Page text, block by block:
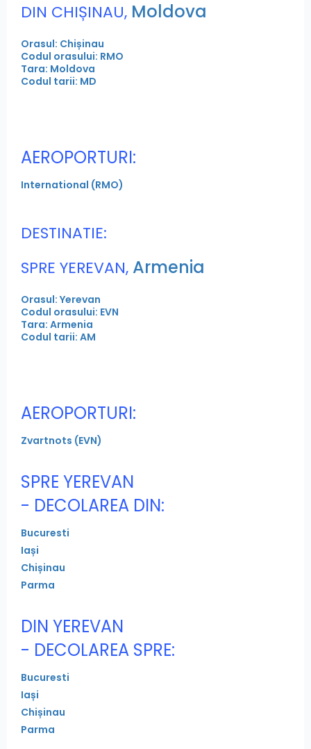
DIN CHIȘINAU, Moldova
Orasul: Chișinau
Codul orasului: RMO
Tara: Moldova
Codul tarii: MD
AEROPORTURI:
International (RMO)
DESTINATIE:
SPRE YEREVAN, Armenia
Orasul: Yerevan
Codul orasului: EVN
Tara: Armenia
Codul tarii: AM
AEROPORTURI:
Zvartnots (EVN)
SPRE YEREVAN
- DECOLAREA DIN:
Bucuresti
Iași
Chișinau
Parma
DIN YEREVAN
- DECOLAREA SPRE:
Bucuresti
Iași
Chișinau
Parma